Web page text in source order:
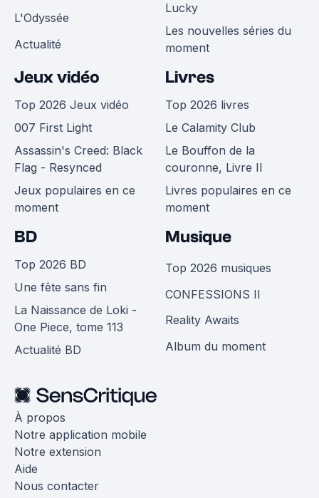
L'Odyssée
Actualité
Lucky
Les nouvelles séries du
moment
Jeux vidéo
Top 2026 Jeux vidéo
007 First Light
Assassin's Creed: Black
Flag - Resynced
Jeux populaires en ce
moment
Livres
Top 2026 livres
Le Calamity Club
Le Bouffon de la
couronne, Livre II
Livres populaires en ce
moment
BD
Top 2026 BD
Une fête sans fin
La Naissance de Loki -
One Piece, tome 113
Actualité BD
Musique
Top 2026 musiques
CONFESSIONS II
Reality Awaits
Album du moment
À propos
Notre application mobile
Notre extension
Aide
Nous contacter